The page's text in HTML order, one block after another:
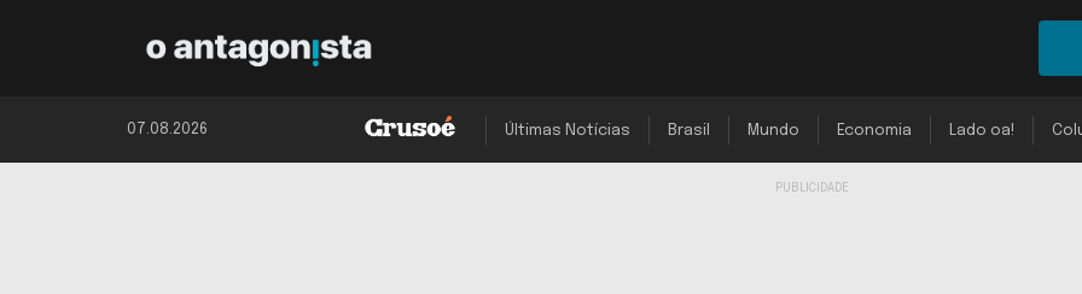
07.08.2026 Últimas Notícias Brasil Mundo Economia Lado oa!